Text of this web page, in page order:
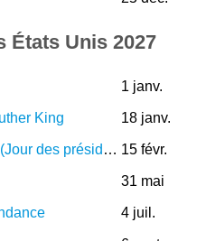
États Unis 2027
1 janv.
King 18 janv.
Presidents' Day (Jour des présidents) 15 févr.
31 mai
4 juil.